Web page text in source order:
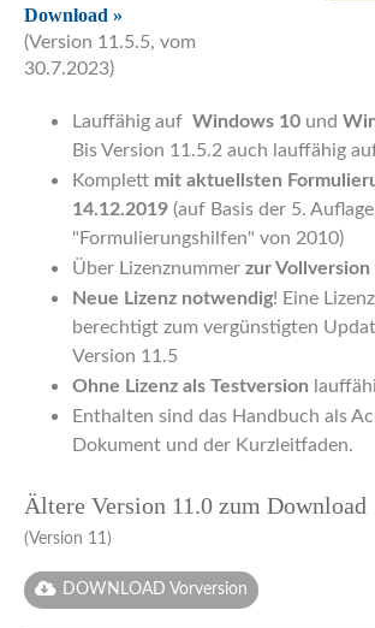
Download »
(Version 11.5.5, vom
30.7.2023)
Lauffähig auf Windows 10 und
Bis Version 11.5.2 auch lauffähig
Komplett mit aktuellsten
14.12.2019 (auf Basis der 5.
"Formulierungshilfen" von 2010)
Über Lizenznummer zur
Neue Lizenz notwendig! Eine
berechtigt zum vergünstigten
Version 11.5
Ohne Lizenz als Testversion
Enthalten sind das Handbuch als
Dokument und der Kurzleitfaden.
Ältere Version 11.0 zum Download
(Version 11)
DOWNLOAD Vorversion